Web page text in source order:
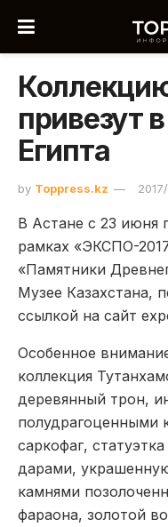
привезут
Египта
by Toppress.kz
В Астане с 23 июня
рамках «ЭКСПО-
«Памятники
Музее Казахстана,
ссылкой на сайт
Особенное
коллекция
деревянный трон,
полудрагоценными
саркофаг,
дарами,
камнями
фараона, золотой